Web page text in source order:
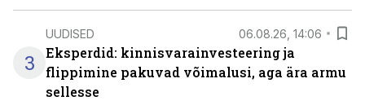
3
UUDISED 06.08.26, 14:06
Eksperdid: kinnisvarainvesteering ja
flippimine pakuvad võimalusi, aga ära armu
sellesse